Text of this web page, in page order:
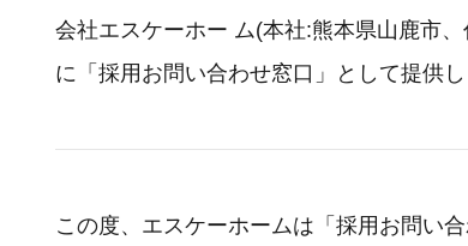
会社エスケーホー ム(本社:熊本県山鹿市
に「採用お問い合わせ窓口」として提供し
この度、エスケーホームは「採用お問い